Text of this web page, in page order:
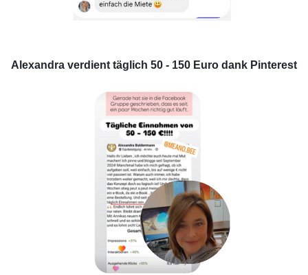
Alexandra verdient täglich 50 - 150 Euro dank Pinterest